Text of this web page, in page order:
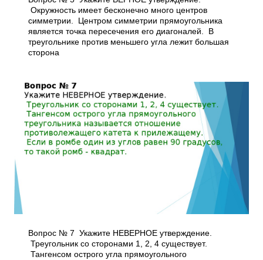
Окружность имеет бесконечно много центров
симметрии. Центром симметрии прямоугольника
является точка пересечения его диагоналей. В
треугольнике против меньшего угла лежит большая
сторона
Вопрос № 7 Укажите НЕВЕРНОЕ утверждение.
Треугольник со сторонами 1, 2, 4 существует.
Тангенсом острого угла прямоугольного